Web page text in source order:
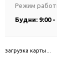
Режим
Будни: 9:00
загрузка карты...